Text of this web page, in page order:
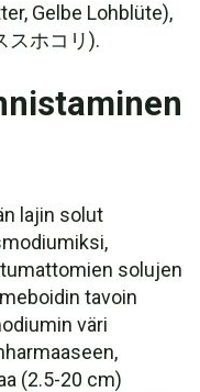
Gelbe Lohblüte),
スホコリ).
lajin solut
solujen
tavoin
väri
(2.5-20 cm)